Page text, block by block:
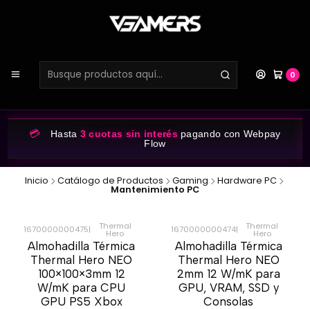
0
💳 Hasta 3 cuotas sin interéspagando con Webpay
Flow
Inicio Catálogo de Productos Gaming Hardware PC
Mantenimiento PC
-44%
1670000000475| Thermal
Hero
Almohadilla Térmica
Thermal Hero NEO
100×100×3mm 12
W/mK para CPU
GPU PS5 Xbox
-48%
1670000000474| Thermal
Hero
Almohadilla Térmica
Thermal Hero NEO
2mm 12 W/mK para
GPU, VRAM, SSD y
Consolas